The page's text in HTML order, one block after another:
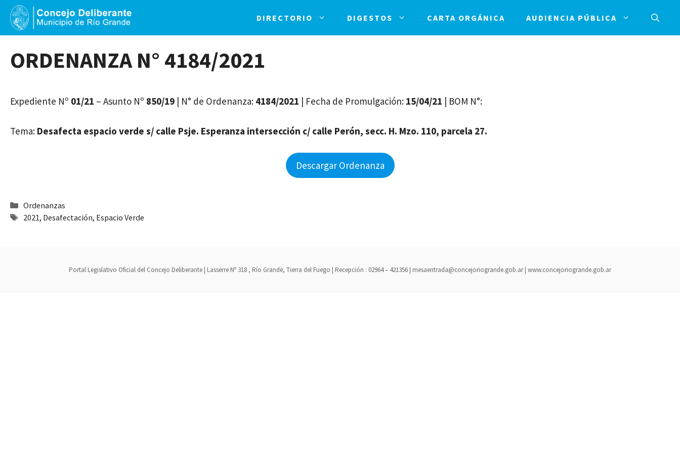
Saltar
contenido
DIRECTORIO DIGESTOS CARTA ORGÁNICA AUDIENCIA PÚBLICA
ORDENANZA N° 4184/2021
Expediente Nº 01/21 – Asunto Nº 850/19 | N° de Ordenanza: 4184/2021 | Fecha de Promulgación: 15/04/21 | BOM N°:
Tema: Desafecta espacio verde s/ calle Psje. Esperanza intersección c/ calle Perón, secc. H. Mzo. 110, parcela 27.
Descargar Ordenanza
Categorías
Ordenanzas
Etiquetas
2021, Desafectación, Espacio Verde
Portal Legislativo Oficial del Concejo Deliberante | Lasserre Nº 318 , Río Grande, Tierra del Fuego | Recepción : 02964 – 421356 | mesaentrada@concejoriogrande.gob.ar | www.concejoriogrande.gob.ar